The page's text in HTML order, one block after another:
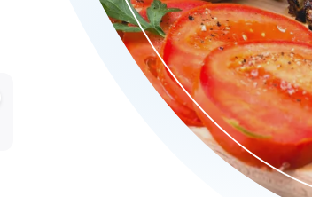
Van sappige grillgerechten en